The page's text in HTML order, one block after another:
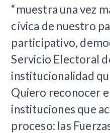
“muestra una vez
cívica de nuestro
participativo,
Servicio Electoral
institucionalidad
Quiero reconocer
instituciones que
proceso: las